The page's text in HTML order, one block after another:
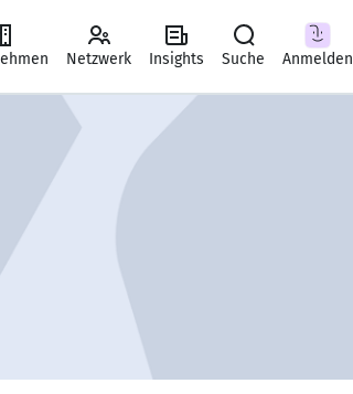
Netzwerk Insights Suche Anmelden